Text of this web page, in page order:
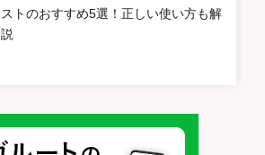
ストのおすすめ5選！正しい使い方も解
説